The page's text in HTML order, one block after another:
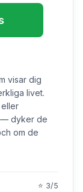
visar dig
livet.
— dyker de
om de
⭐ 3/5